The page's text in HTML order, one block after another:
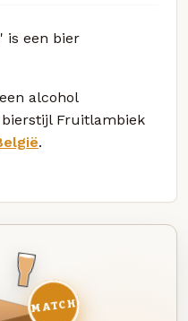
is een bier
alcohol
bierstijl Fruitlambiek
.
MATCH